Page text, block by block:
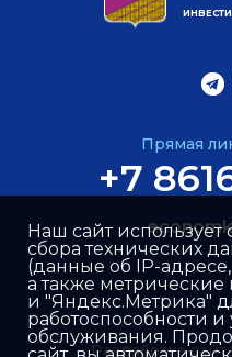
Прямая
+7
Разработка
Наш сайт
сбора технических
(данные об IP-
а также
и "Яндекс.Метрика"
работоспособности
обслуживания.